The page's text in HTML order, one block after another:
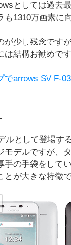
としては過去
1310万画素に
が少し残念です
結構お勧めです
でarrows SV F-
ルとして登場す
モデルですが、
手の手袋をして
が大きな特徴で